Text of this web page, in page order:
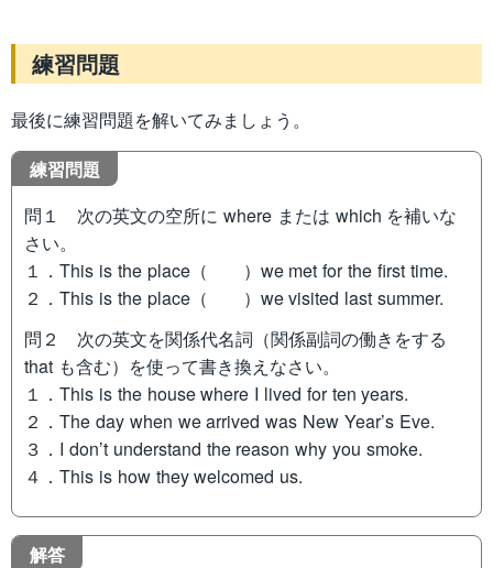
練習問題
最後に練習問題を解いてみましょう。
練習問題
問１ 次の英文の空所に where または which を補いな
さい。
１．This is the place（ ）we met for the first time.
２．This is the place（ ）we visited last summer.
問２ 次の英文を関係代名詞（関係副詞の働きをする
that も含む）を使って書き換えなさい。
１．This is the house where I lived for ten years.
２．The day when we arrived was New Year’s Eve.
３．I don’t understand the reason why you smoke.
４．This is how they welcomed us.
解答